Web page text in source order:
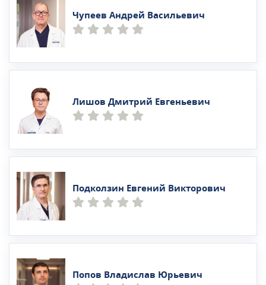
Чупеев Андрей Васильевич
Лишов Дмитрий Евгеньевич
Подколзин Евгений Викторович
Попов Владислав Юрьевич